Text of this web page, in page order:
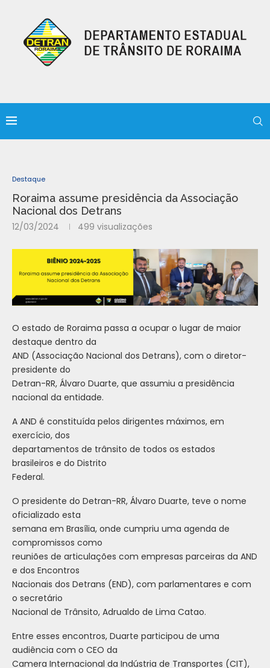
Destaque
Roraima assume presidência da Associação
Nacional dos Detrans
12/03/2024 499 visualizações
O estado de Roraima passa a ocupar o lugar de maior
destaque dentro da
AND (Associação Nacional dos Detrans), com o diretor-
presidente do
Detran-RR, Álvaro Duarte, que assumiu a presidência
nacional da entidade.
A AND é constituída pelos dirigentes máximos, em
exercício, dos
departamentos de trânsito de todos os estados
brasileiros e do Distrito
Federal.
O presidente do Detran-RR, Álvaro Duarte, teve o nome
oficializado esta
semana em Brasília, onde cumpriu uma agenda de
compromissos como
reuniões de articulações com empresas parceiras da AND
e dos Encontros
Nacionais dos Detrans (END), com parlamentares e com
o secretário
Nacional de Trânsito, Adrualdo de Lima Catao.
Entre esses encontros, Duarte participou de uma
audiência com o CEO da
Camera Internacional da Indústria de Transportes (CIT),